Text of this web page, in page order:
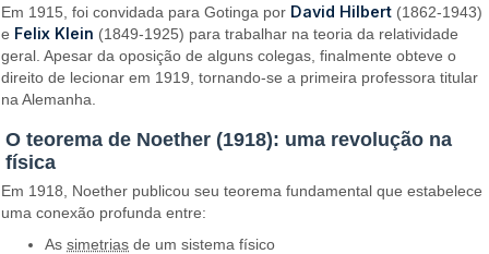
Em 1915, foi convidada para Gotinga por David Hilbert (1862-1943)
e Felix Klein (1849-1925) para trabalhar na teoria da relatividade
geral. Apesar da oposição de alguns colegas, finalmente obteve o
direito de lecionar em 1919, tornando-se a primeira professora titular
na Alemanha.
O teorema de Noether (1918): uma revolução na
física
Em 1918, Noether publicou seu teorema fundamental que estabelece
uma conexão profunda entre:
Assimetrias de um sistema físico